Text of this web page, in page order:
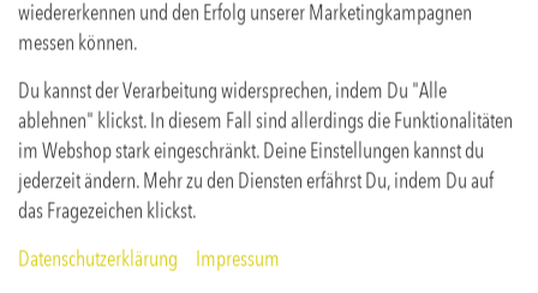
wiedererkennen und den Erfolg unserer Marketingkampagnen
messen können.
Du kannst der Verarbeitung widersprechen, indem Du "Alle
ablehnen" klickst. In diesem Fall sind allerdings die Funktionalitäten
im Webshop stark eingeschränkt. Deine Einstellungen kannst du
jederzeit ändern. Mehr zu den Diensten erfährst Du, indem Du auf
das Fragezeichen klickst.
Datenschutzerklärung
Impressum